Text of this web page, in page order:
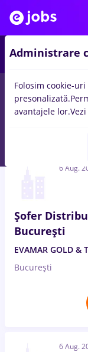
Salarii Full
6 Aug.
Șofer
București
EVAMAR GOLD &
București
6 Aug.
Administrare
Folosim cookie-
presonalizată.
avantajele lor.